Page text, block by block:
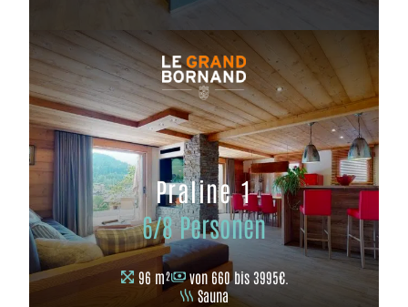
Praline 1
6/8 Personen
96 m²
von 660 bis 3995€.
Sauna